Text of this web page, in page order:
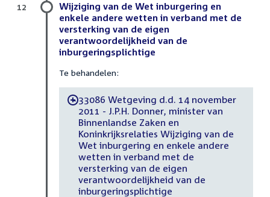
Wijziging van de Wet inburgering en
enkele andere wetten in verband met de
versterking van de eigen
verantwoordelijkheid van de
inburgeringsplichtige
Te behandelen:
-33086 Wetgeving d.d. 14 november
2011 - J.P.H. Donner, minister van
Binnenlandse Zaken en
Koninkrijksrelaties Wijziging van de
Wet inburgering en enkele andere
wetten in verband met de
versterking van de eigen
verantwoordelijkheid van de
inburgeringsplichtige
12